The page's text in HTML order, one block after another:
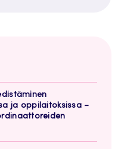
ja oppilaitoksissa –